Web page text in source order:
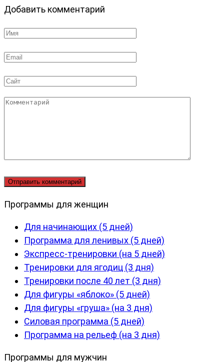
Добавить комментарий
Имя
Email
Сайт
Комментарий
Программы для женщин
Для начинающих (5 дней)
Программа для ленивых (5 дней)
Экспресс-тренировки (на 5 дней)
Тренировки для ягодиц (3 дня)
Тренировки после 40 лет (3 дня)
Для фигуры «яблоко» (5 дней)
Для фигуры «груша» (на 3 дня)
Силовая программа (5 дней)
Программа на рельеф (на 3 дня)
Программы для мужчин